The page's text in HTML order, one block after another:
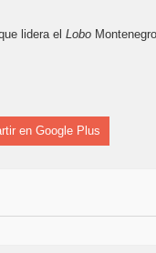
lidera el Lobo
en Google Plus